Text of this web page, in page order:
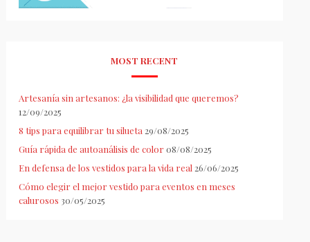
MOST RECENT
Artesanía sin artesanos: ¿la visibilidad que queremos?
12/09/2025
8 tips para equilibrar tu silueta 29/08/2025
Guía rápida de autoanálisis de color 08/08/2025
En defensa de los vestidos para la vida real 26/06/2025
Cómo elegir el mejor vestido para eventos en meses
calurosos 30/05/2025